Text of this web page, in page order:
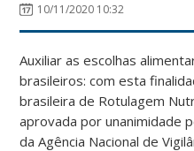
10/11/2020 10:32
Auxiliar as escolhas
brasileiros: com esta
brasileira de Rotulagem
aprovada por unanimidade
da Agência Nacional de